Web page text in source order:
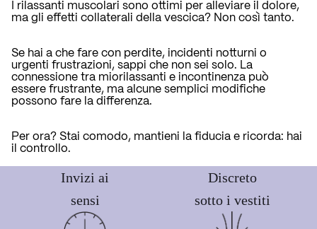
I rilassanti muscolari sono ottimi per alleviare il dolore,
ma gli effetti collaterali della vescica? Non così tanto.
Se hai a che fare con perdite, incidenti notturni o
urgenti frustrazioni, sappi che non sei solo. La
connessione tra miorilassanti e incontinenza può
essere frustrante, ma alcune semplici modifiche
possono fare la differenza.
Per ora? Stai comodo, mantieni la fiducia e ricorda: hai
il controllo.
Invizi ai
sensi
Discreto
sotto i vestiti